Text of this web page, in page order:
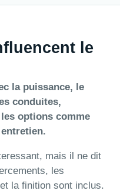
le
la puissance, le
conduites,
options comme
mais il ne dit
les
la finition sont inclus.